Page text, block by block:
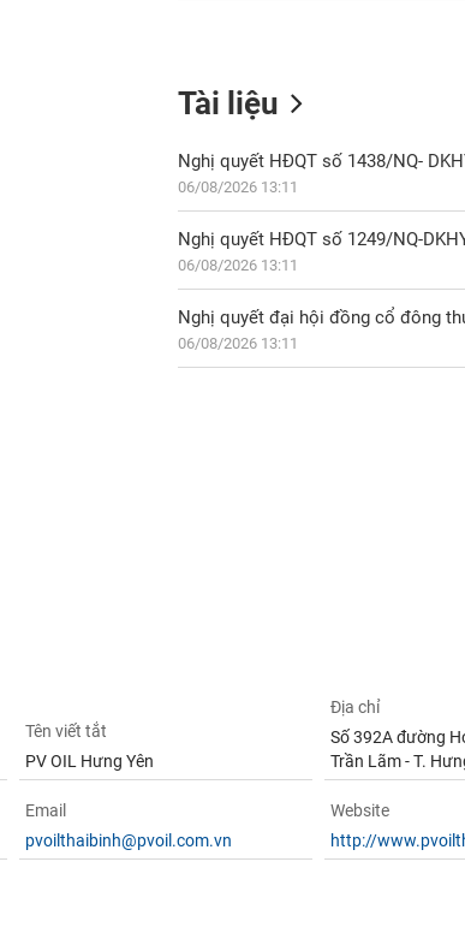
Tài liệu
06/08/2026 13:11
06/08/2026 13:11
Nghị quyết đại hội đồng cổ đông
06/08/2026 13:11
Tên viết tắt
PV OIL Hưng Yên
Địa chỉ
Số 392A đường
Trần Lãm - T.
Email
pvoilthaibinh@pvoil.com.vn
Website
http://